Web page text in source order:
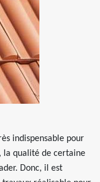
indispensable pour
la qualité de certaine
Donc, il est